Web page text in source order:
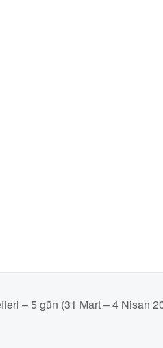
– 5 gün (31 Mart – 4 Nisan